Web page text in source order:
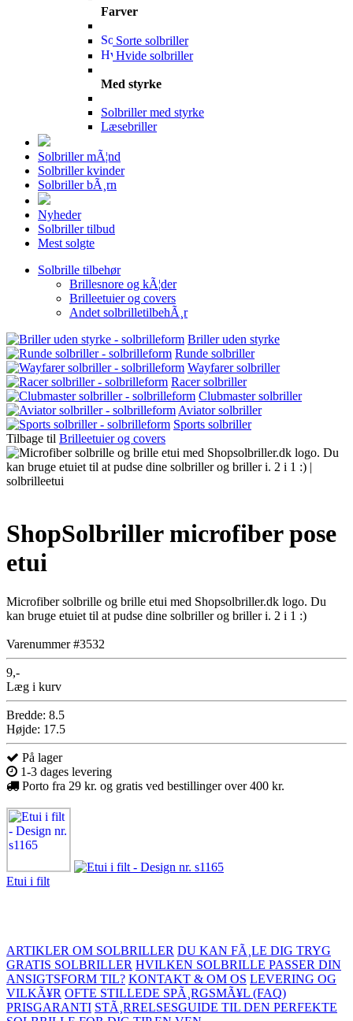
Farver
Sorte solbriller
Hvide solbriller
Med styrke
Solbriller med styrke
Læsebriller
Solbriller mÃ¦nd
Solbriller kvinder
Solbriller bÃ¸rn
Nyheder
Solbriller tilbud
Mest solgte
Solbrille tilbehør
Brillesnore og kÃ¦der
Brilleetuier og covers
Andet solbrilletilbehÃ¸r
Briller uden styrke
Runde solbriller
Wayfarer solbriller
Racer solbriller
Clubmaster solbriller
Aviator solbriller
Sports solbriller
Tilbage til Brilleetuier og covers
ShopSolbriller microfiber pose
etui
Microfiber solbrille og brille etui med Shopsolbriller.dk logo. Du
kan bruge etuiet til at pudse dine solbriller og briller i. 2 i 1 :)
Varenummer #3532
9,-
Læg i kurv
Bredde: 8.5
Højde: 17.5
På lager
1-3 dages levering
Porto fra 29 kr. og gratis ved bestillinger over 400 kr.
Etui i filt
ARTIKLER OM SOLBRILLER DU KAN FÃ¸LE DIG TRYG
GRATIS SOLBRILLER HVILKEN SOLBRILLE PASSER DIN
ANSIGTSFORM TIL? KONTAKT & OM OS LEVERING OG
VILKÃ¥R OFTE STILLEDE SPÃ¸RGSMÃ¥L (FAQ)
PRISGARANTI STÃ¸RRELSESGUIDE TIL DEN PERFEKTE